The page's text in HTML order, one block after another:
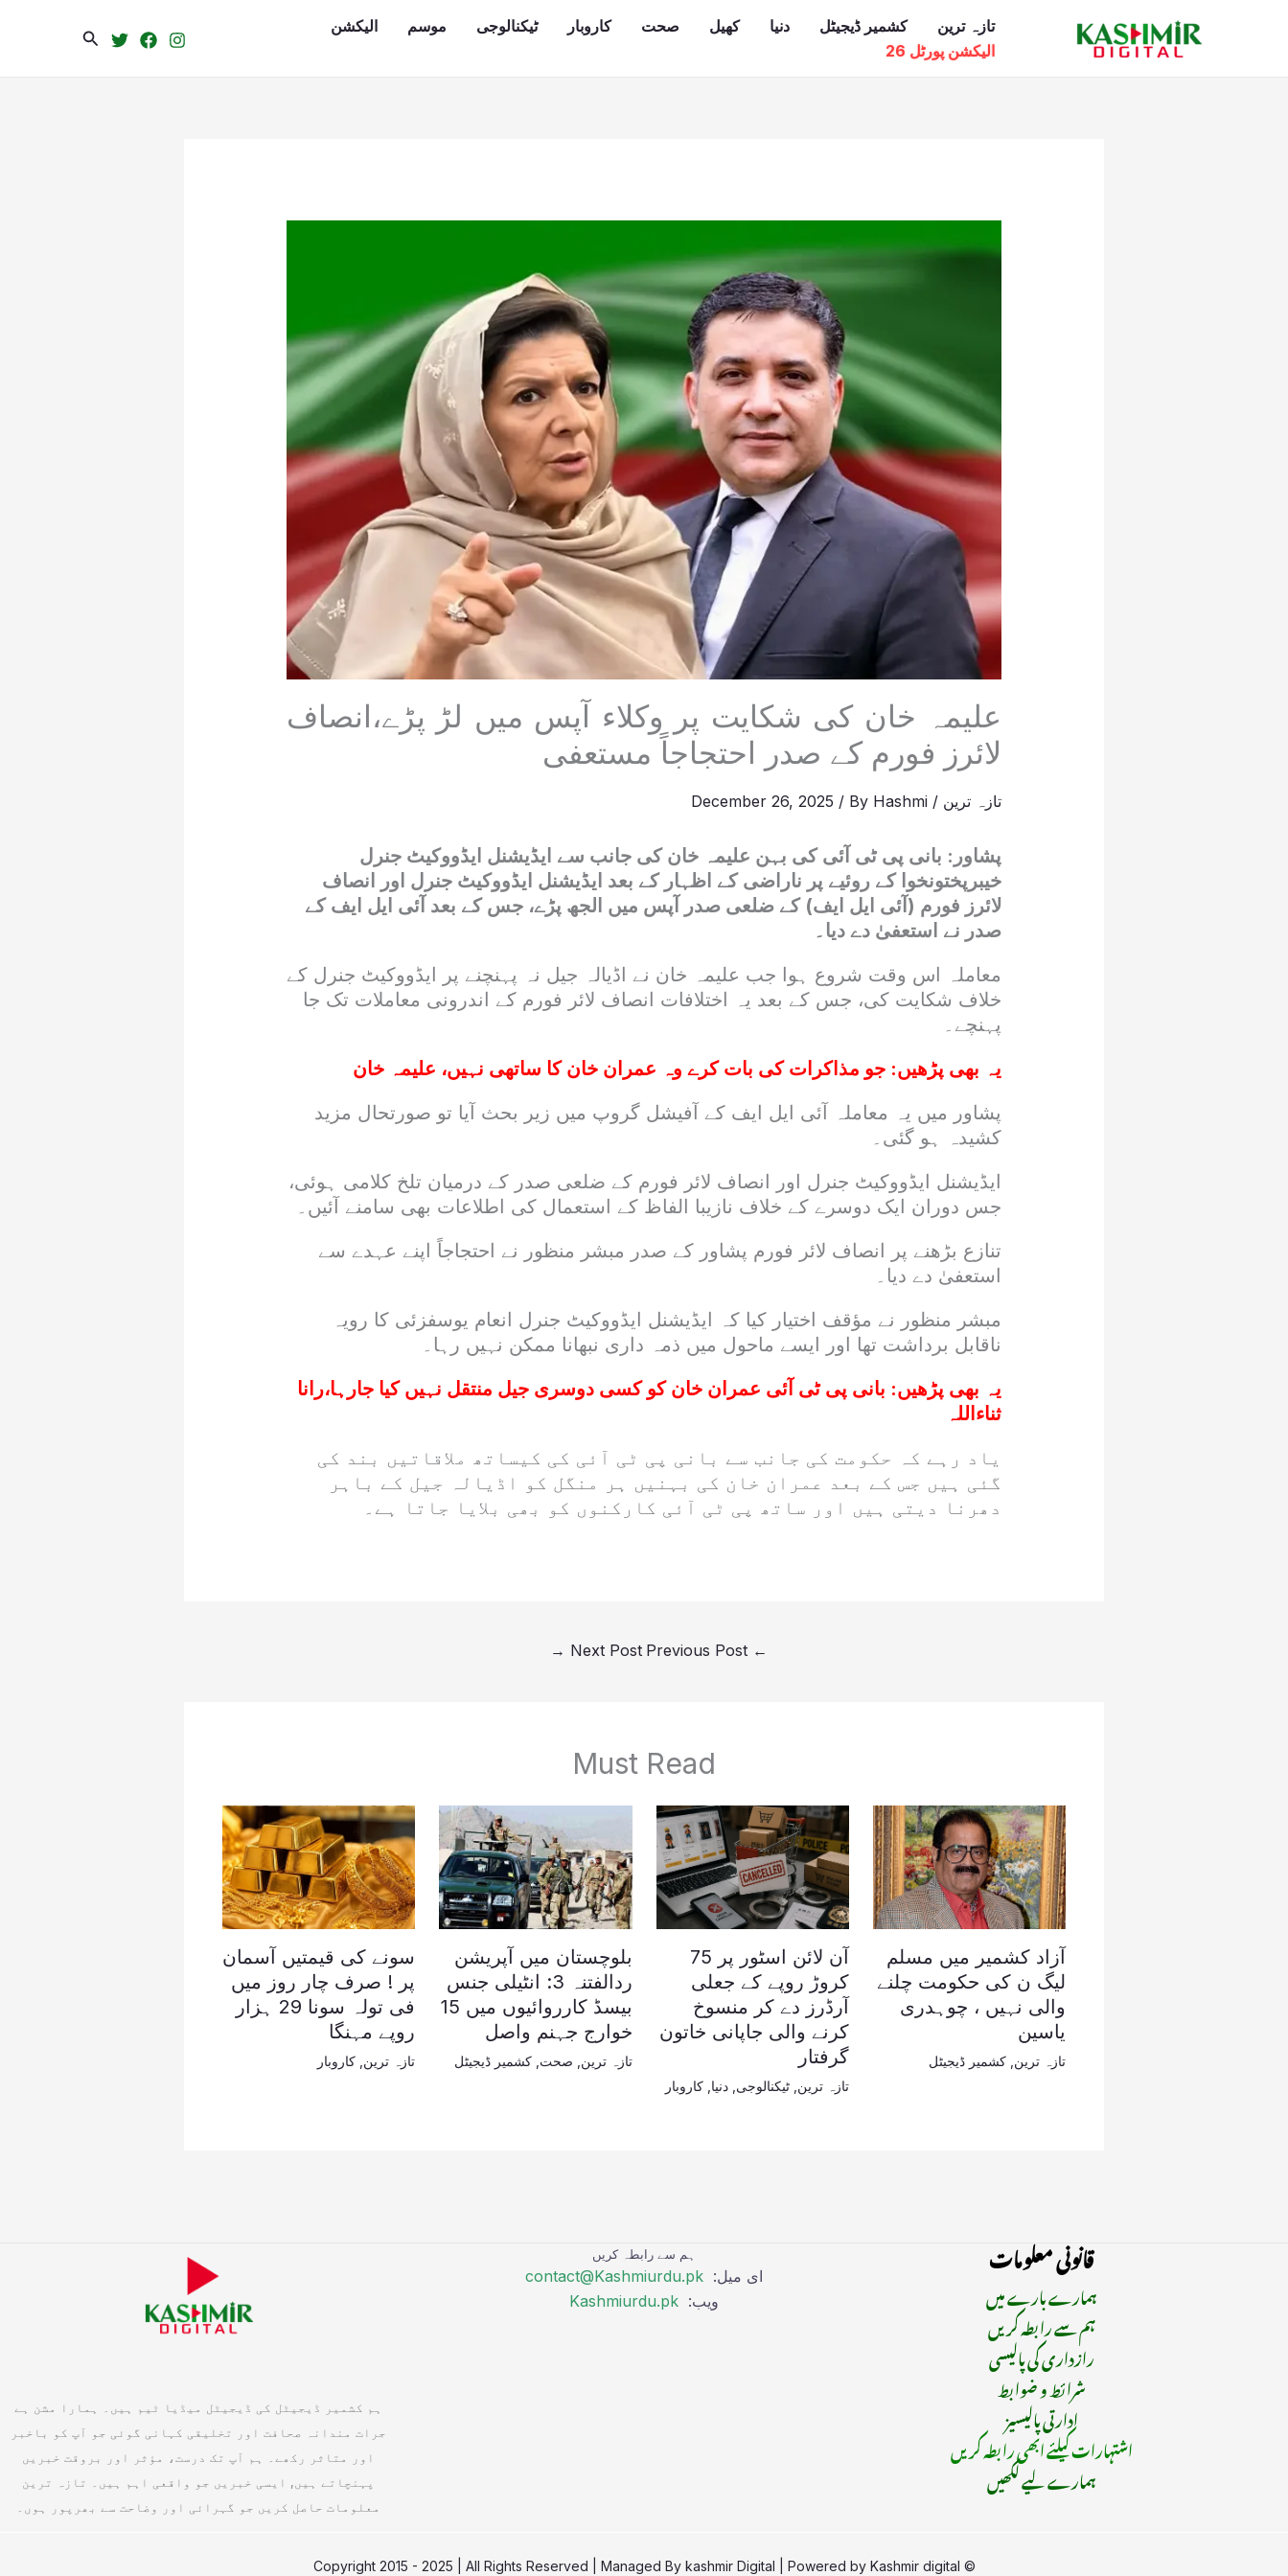
تازہ ترین کشمیر ڈیجیٹل دنیا کھیل صحت کاروبار ٹیکنالوجی موسم
الیکشن
الیکشن پورٹل 26
Search
علیمہ خان کی شکایت پر وکلاء آپس میں لڑ پڑے،انصاف
لائرز فورم کے صدر احتجاجاً مستعفی
تازہ ترین /
December 26, 2025 / By Hashmi
پشاور: بانی پی ٹی آئی کی بہن علیمہ خان کی جانب سے ایڈیشنل ایڈووکیٹ جنرل
خیبرپختونخوا کے روئیے پر ناراضی کے اظہار کے بعد ایڈیشنل ایڈووکیٹ جنرل اور انصاف
لائرز فورم (آئی ایل ایف) کے ضلعی صدر آپس میں الجھ پڑے، جس کے بعد آئی ایل ایف کے
صدر نے استعفیٰ دے دیا۔
معاملہ اس وقت شروع ہوا جب علیمہ خان نے اڈیالہ جیل نہ پہنچنے پر ایڈووکیٹ جنرل کے
خلاف شکایت کی، جس کے بعد یہ اختلافات انصاف لائر فورم کے اندرونی معاملات تک جا
پہنچے۔
یہ بھی پڑھیں: جو مذاکرات کی بات کرے وہ عمران خان کا ساتھی نہیں، علیمہ خان
پشاور میں یہ معاملہ آئی ایل ایف کے آفیشل گروپ میں زیر بحث آیا تو صورتحال مزید
کشیدہ ہو گئی۔
ایڈیشنل ایڈووکیٹ جنرل اور انصاف لائر فورم کے ضلعی صدر کے درمیان تلخ کلامی ہوئی،
جس دوران ایک دوسرے کے خلاف نازیبا الفاظ کے استعمال کی اطلاعات بھی سامنے آئیں۔
تنازع بڑھنے پر انصاف لائر فورم پشاور کے صدر مبشر منظور نے احتجاجاً اپنے عہدے سے
استعفیٰ دے دیا۔
مبشر منظور نے مؤقف اختیار کیا کہ ایڈیشنل ایڈووکیٹ جنرل انعام یوسفزئی کا رویہ
ناقابل برداشت تھا اور ایسے ماحول میں ذمہ داری نبھانا ممکن نہیں رہا۔
یہ بھی پڑھیں: بانی پی ٹی آئی عمران خان کو کسی دوسری جیل منتقل نہیں کیا جارہا،رانا
ثناءاللہ
یاد رہے کہ حکومت کی جانب سے بانی پی ٹی آئی کی کیساتھ ملاقاتیں بند کی
گئی ہیں جس کے بعد عمران خان کی بہنیں ہر منگل کو اڈیالہ جیل کے باہر
دھرنا دیتی ہیں اور ساتھ پی ٹی آئی کارکنوں کو بھی بلایا جاتا ہے۔
←
Next Post
→
Must Read
آزاد کشمیر میں مسلم
لیگ ن کی حکومت چلنے
والی نہیں ، چوہدری
یاسین
تازہ ترین کشمیر ڈیجیٹل
آن لائن اسٹور پر 75
کروڑ روپے کے جعلی
آرڈرز دے کر منسوخ
کرنے والی جاپانی خاتون
گرفتار
تازہ ترین ,ٹیکنالوجی ,دنیا ,کاروبار
بلوچستان میں آپریشن
ردالفتنہ 3: انٹیلی جنس
بیسڈ کارروائیوں میں 15
خوارج جہنم واصل
تازہ ترین صحت ,کشمیر ڈیجیٹل
سونے کی قیمتیں آسمان
پر ! صرف چار روز میں
فی تولہ سونا 29 ہزار
روپے مہنگا
تازہ ترین کاروبار
قانونی معلومات
ہمارے بارے میں
ہم سے رابطہ کریں
رازداری کی پالیسی
شرائط و ضوابط
ادارتی پالیسیز
اشتہارات کیلئے ابھی رابطہ کریں
ہمارے لیے لکھیں
ہم سے رابطہ کریں
ای میل: contact@Kashmiurdu.pk
ویب: Kashmiurdu.pk
ہم کشمیر ڈیجیٹل کی ڈیجیٹل میڈیا ٹیم ہیں۔ ہمارا مشن ہے
جرات مندانہ صحافت اور تخلیقی کہانی گوئی جو آپ کو باخبر
اور متاثر رکھے۔ ہم آپ تک درست، مؤثر اور بروقت خبریں
پہنچاتے ہیں, ایسی خبریں جو واقعی اہم ہیں۔ تازہ ترین
معلومات حاصل کریں جو گہرائی اور وضاحت سے بھرپور ہوں۔
© Copyright 2015 - 2025 | All Rights Reserved | Managed By
kashmir Digital | Powered by Kashmir digital